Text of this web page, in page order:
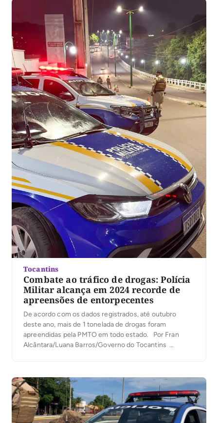
Tocantins
Combate ao tráfico de drogas: Polícia
Militar alcança em 2024 recorde de
apreensões de entorpecentes
De acordo com os dados registrados, até outubro
deste ano, mais de 1 tonelada de drogas foram
apreendidas pela PMTO em todo estado. Por Fran
Alcântara/Luana Barros/Governo do Tocantins
drogas. A Polícia Militar do […]